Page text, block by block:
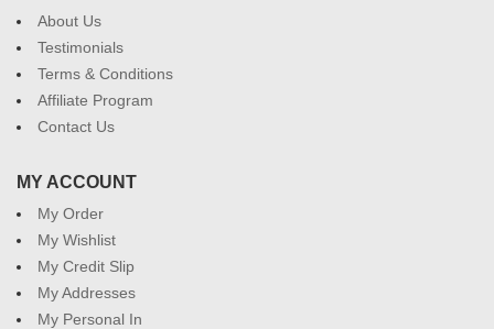
About Us
Testimonials
Terms & Conditions
Affiliate Program
Contact Us
MY ACCOUNT
My Order
My Wishlist
My Credit Slip
My Addresses
My Personal In